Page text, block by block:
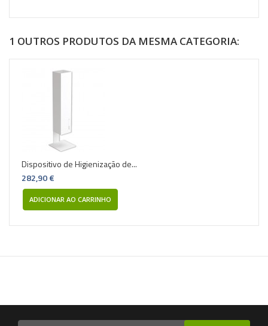
1 OUTROS PRODUTOS DA MESMA CATEGORIA:
Dispositivo de Higienização de...
282,90 €
ADICIONAR AO CARRINHO